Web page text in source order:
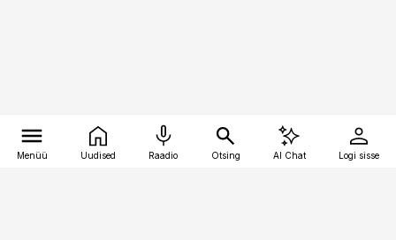
Menüü Uudised Raadio Otsing AI Chat Logi sisse